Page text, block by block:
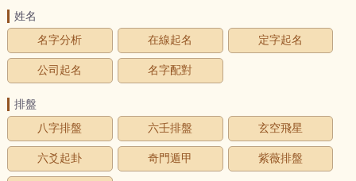
姓名
名字分析
在線起名 定字起名
公司起名 名字配對
排盤
八字排盤
六壬排盤 玄空飛星
六爻起卦 奇門遁甲 紫薇排盤